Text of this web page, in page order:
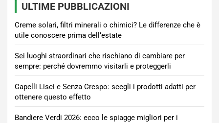
ULTIME PUBBLICAZIONI
Creme solari, filtri minerali o chimici? Le differenze che è
utile conoscere prima dell’estate
Sei luoghi straordinari che rischiano di cambiare per
sempre: perché dovremmo visitarli e proteggerli
Capelli Lisci e Senza Crespo: scegli i prodotti adatti per
ottenere questo effetto
Bandiere Verdi 2026: ecco le spiagge migliori per i